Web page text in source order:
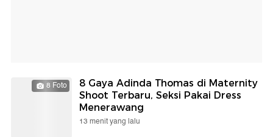
8 Foto
8 Gaya Adinda Thomas di Maternity
Shoot Terbaru, Seksi Pakai Dress
Menerawang
13 menit yang lalu